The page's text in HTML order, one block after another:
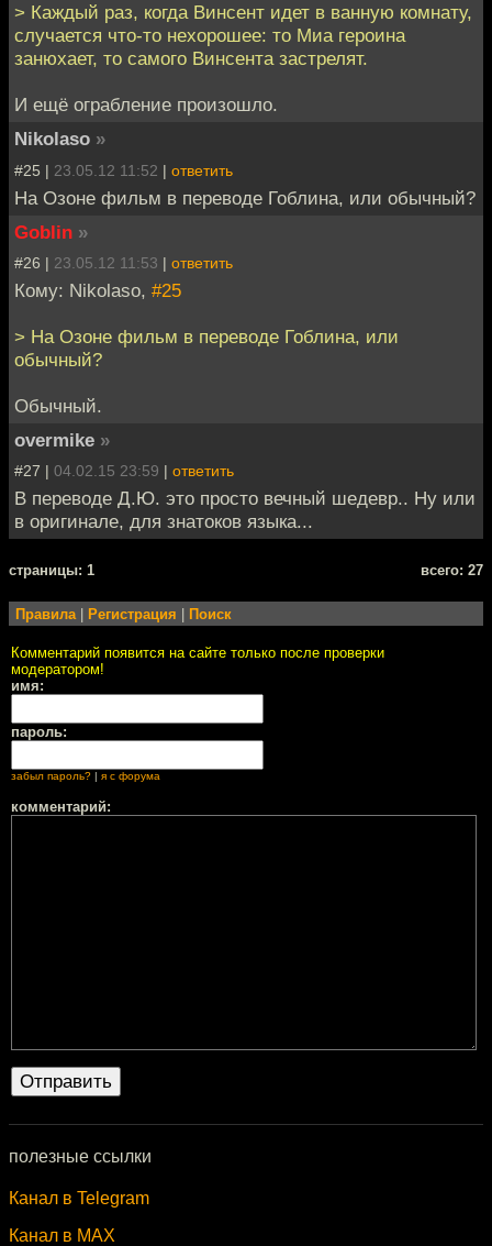
> Каждый раз, когда Винсент идет в ванную комнату,
случается что-то нехорошее: то Миа героина
занюхает, то самого Винсента застрелят.
И ещё ограбление произошло.
Nikolaso »
#25 | 23.05.12 11:52 | ответить
На Озоне фильм в переводе Гоблина, или обычный?
Goblin »
#26 | 23.05.12 11:53 | ответить
Кому: Nikolaso, #25
> На Озоне фильм в переводе Гоблина, или
обычный?
Обычный.
overmike »
#27 | 04.02.15 23:59 | ответить
В переводе Д.Ю. это просто вечный шедевр.. Ну или
в оригинале, для знатоков языка...
cтраницы: 1 всего: 27
Правила | Регистрация | Поиск
Комментарий появится на сайте только после проверки
модератором!
имя:
пароль:
забыл пароль? | я с форума
комментарий:
полезные ссылки
Канал в Telegram
Канал в MAX